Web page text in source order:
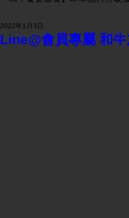
Line@會員專屬 和
2022年1月3日